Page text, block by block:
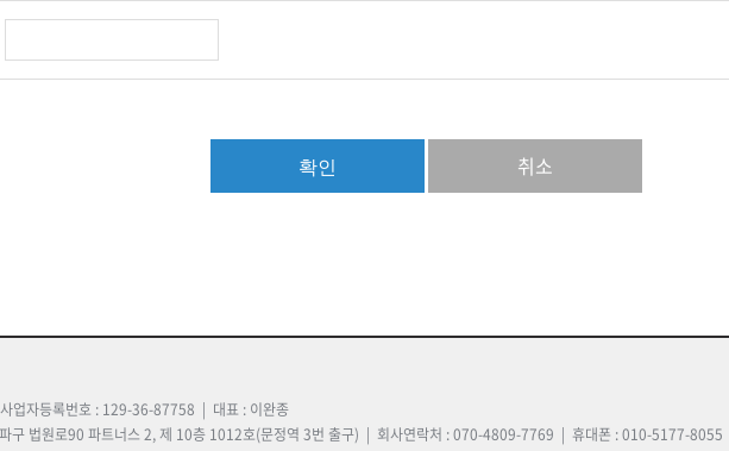
확인 취소
업자등록번호 : 129-36-87758 | 대표 : 이완종
파구 법원로90 파트너스 2, 제 10층 1012호(문정역 3번 출구) | 회사연락처 : 070-4809-7769 | 휴대폰 : 010-5177-